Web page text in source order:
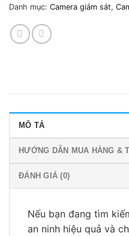
Danh mục: Camera giám sát,
MÔ TẢ
HƯỚNG DẪN MUA HÀNG &
ĐÁNH GIÁ (0)
Nếu bạn đang tìm
an ninh hiệu quả và